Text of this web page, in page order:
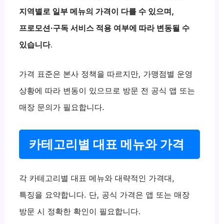
지역별로 일부 메뉴의 가격이 다를 수 있으며,
프로모션·구독 서비스 적용 여부에 따라 변동될 수
있습니다.
가격 표준은 본사 정책을 따르지만, 가맹점별 운영
상황에 따라 변동이 있으므로 방문 전 공식 앱 또는
매장 문의가 필요합니다.
카테고리별 대표 메뉴와 가격
각 카테고리별 대표 메뉴와 대략적인 가격대,
특징을 요약합니다. 단, 공식 가격은 앱 또는 매장
방문 시 정확한 확인이 필요합니다.